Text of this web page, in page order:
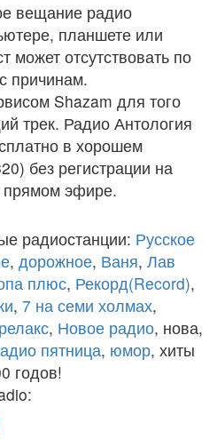
вещание радио
планшете или
может отсутствовать по
причинам.
Shazam для того
трек. Радио Антология
в хорошем
без регистрации на
прямом эфире.
радиостанции: Русское
, дорожное, Ваня, Лав
плюс, Рекорд(Record),
, 7 на семи холмах,
релакс, Новое радио, нова,
пятница, юмор, хиты
годов!